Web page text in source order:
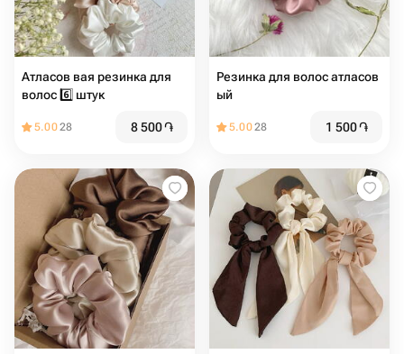
Атласов вая резинка для
волос 6️⃣ штук
5.0028 8 500֏
Резинка для волос атласов
ый
5.0028 1 500֏